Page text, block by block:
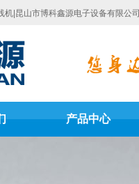
机|昆山市博科鑫源电子设备有限公
产品中心